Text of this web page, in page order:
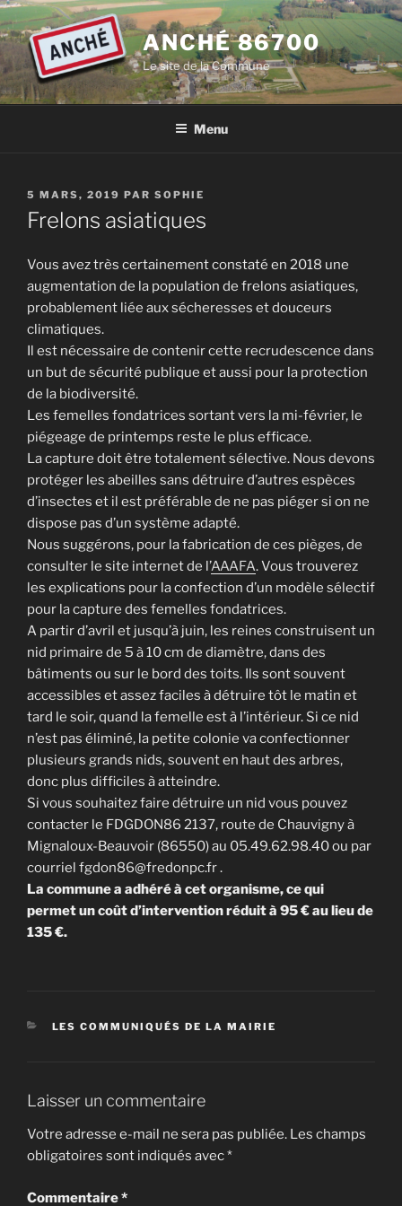
Aller
au
contenu
principal
ANCHÉ 86700
Le site de la Commune
Menu
PUBLIÉ
LE
5 MARS, 2019 PAR SOPHIE
Frelons asiatiques
Vous avez très certainement constaté en 2018 une
augmentation de la population de frelons asiatiques,
probablement liée aux sécheresses et douceurs
climatiques.
Il est nécessaire de contenir cette recrudescence dans
un but de sécurité publique et aussi pour la protection
de la biodiversité.
Les femelles fondatrices sortant vers la mi-février, le
piégeage de printemps reste le plus efficace.
La capture doit être totalement sélective. Nous devons
protéger les abeilles sans détruire d’autres espèces
d’insectes et il est préférable de ne pas piéger si on ne
dispose pas d’un système adapté.
Nous suggérons, pour la fabrication de ces pièges, de
consulter le site internet de l’AAAFA. Vous trouverez
les explications pour la confection d’un modèle sélectif
pour la capture des femelles fondatrices.
A partir d’avril et jusqu’à juin, les reines construisent un
nid primaire de 5 à 10 cm de diamètre, dans des
bâtiments ou sur le bord des toits. Ils sont souvent
accessibles et assez faciles à détruire tôt le matin et
tard le soir, quand la femelle est à l’intérieur. Si ce nid
n’est pas éliminé, la petite colonie va confectionner
plusieurs grands nids, souvent en haut des arbres,
donc plus difficiles à atteindre.
Si vous souhaitez faire détruire un nid vous pouvez
contacter le FDGDON86 2137, route de Chauvigny à
Mignaloux-Beauvoir (86550) au 05.49.62.98.40 ou par
courriel fgdon86@fredonpc.fr .
La commune a adhéré à cet organisme, ce qui
permet un coût d’intervention réduit à 95 € au lieu de
135 €.
CATÉGORIES
LES COMMUNIQUÉS DE LA MAIRIE
Laisser un commentaire
Votre adresse e-mail ne sera pas publiée. Les champs
obligatoires sont indiqués avec*
Commentaire*